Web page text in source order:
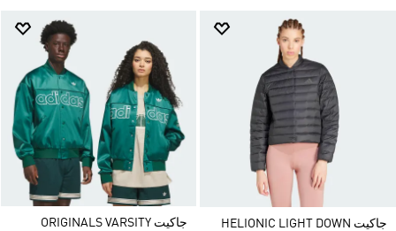
جاكيت HELIONIC LIGHT DOWN
جاكيت ORIGINALS VARSITY